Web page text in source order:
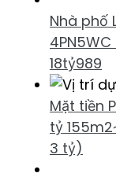
Nhà phố
4PN5WC
18tỷ989
Mặt tiền
tỷ
3 tỷ)